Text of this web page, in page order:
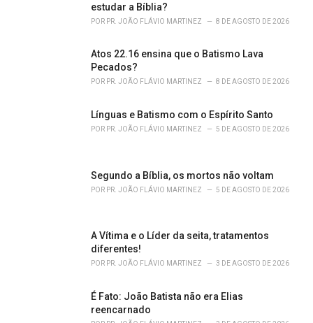
estudar a Bíblia?
POR PR. JOÃO FLÁVIO MARTINEZ 8 DE AGOSTO DE 2026
Atos 22.16 ensina que o Batismo Lava
Pecados?
POR PR. JOÃO FLÁVIO MARTINEZ 8 DE AGOSTO DE 2026
Línguas e Batismo com o Espírito Santo
POR PR. JOÃO FLÁVIO MARTINEZ 5 DE AGOSTO DE 2026
Segundo a Bíblia, os mortos não voltam
POR PR. JOÃO FLÁVIO MARTINEZ 5 DE AGOSTO DE 2026
A Vítima e o Líder da seita, tratamentos
diferentes!
POR PR. JOÃO FLÁVIO MARTINEZ 3 DE AGOSTO DE 2026
É Fato: João Batista não era Elias
reencarnado